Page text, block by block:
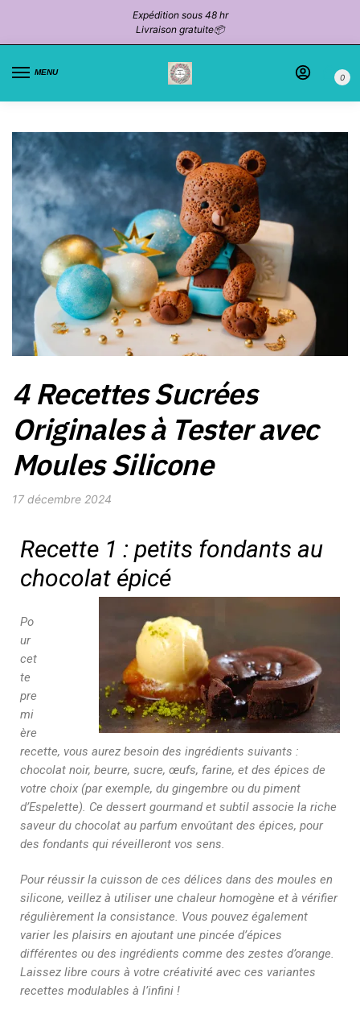
Expédition sous 48 hr
Livraison gratuite📦
MENU
0
4 Recettes Sucrées
Originales à Tester avec
Moules Silicone
17 décembre 2024
Recette 1 : petits fondants au
chocolat épicé
Po
ur
cet
te
pre
mi
ère
recette, vous aurez besoin des ingrédients suivants :
chocolat noir, beurre, sucre, œufs, farine, et des épices de
votre choix (par exemple, du gingembre ou du piment
d’Espelette). Ce dessert gourmand et subtil associe la riche
saveur du chocolat au parfum envoûtant des épices, pour
des fondants qui réveilleront vos sens.
Pour réussir la cuisson de ces délices dans des moules en
silicone, veillez à utiliser une chaleur homogène et à vérifier
régulièrement la consistance. Vous pouvez également
varier les plaisirs en ajoutant une pincée d’épices
différentes ou des ingrédients comme des zestes d’orange.
Laissez libre cours à votre créativité avec ces variantes
recettes modulables à l’infini !